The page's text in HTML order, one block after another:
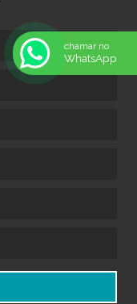
chamar no
WhatsApp